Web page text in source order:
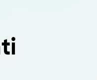
Provvigioni